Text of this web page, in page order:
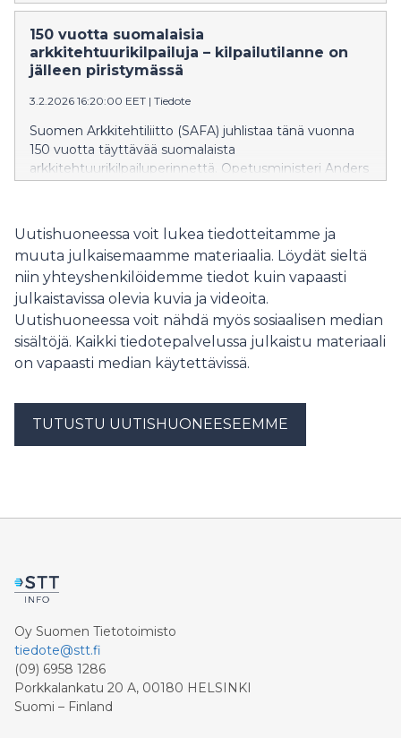
parempaan suuntaan? Puolipäiväinen 17.4.
järjestettävä seminaari on osa Oulun
kulttuuripääkaupunkivuoden ohjelmaa.
150 vuotta suomalaisia
arkkitehtuurikilpailuja – kilpailutilanne on
jälleen piristymässä
3.2.2026 16:20:00 EET | Tiedote
Suomen Arkkitehtiliitto (SAFA) juhlistaa tänä vuonna
150 vuotta täyttävää suomalaista
arkkitehtuurikilpailuperinnettä. Opetusministeri Anders
Ministeri kannustaa hyödyntämään kilpailuja keinona
vastata rakentamisen ja kaupunkikehittämisen
haasteisiin.
Uutishuoneessa voit lukea tiedotteitamme ja
muuta julkaisemaamme materiaalia. Löydät sieltä
niin yhteyshenkilöidemme tiedot kuin vapaasti
julkaistavissa olevia kuvia ja videoita.
Uutishuoneessa voit nähdä myös sosiaalisen median
sisältöjä. Kaikki tiedotepalvelussa julkaistu materiaali
on vapaasti median käytettävissä.
TUTUSTU UUTISHUONEESEEMME
Oy Suomen Tietotoimisto
tiedote@stt.fi
(09) 6958 1286
Porkkalankatu 20 A, 00180 HELSINKI
Suomi – Finland